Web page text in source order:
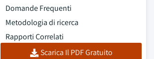
Domande Frequenti
Metodologia di ricerca
Rapporti Correlati
Scarica Il PDF Gratuito